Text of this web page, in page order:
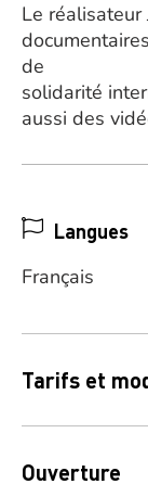
Le
de
solidarité
aussi des
Langues
Français
Tarifs et
Ouverture